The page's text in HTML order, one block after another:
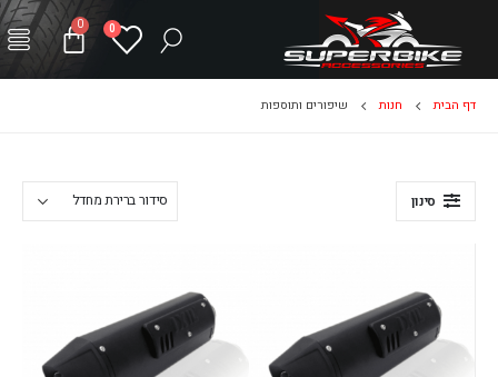
0
0
דף הבית חנות שיפורים ותוספות
סינון